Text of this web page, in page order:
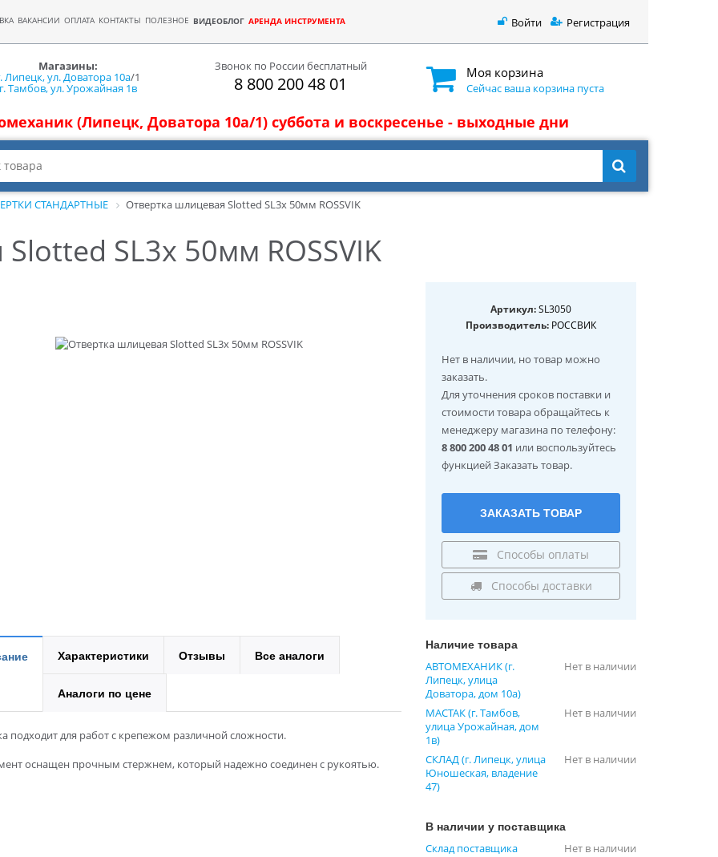
ВАКАНСИИ ОПЛАТА КОНТАКТЫ ПОЛЕЗНОЕ ВИДЕОБЛОГ АРЕНДА ИНСТРУМЕНТА Войти Регистрация
Магазины:
Липецк, ул. Доватора 10а/1
г. Тамбов, ул. Урожайная 1в
Звонок по России бесплатный
8 800 200 48 01
Моя корзина
Сейчас ваша корзина пуста
(Липецк, Доватора 10а/1) суббота и воскресенье - выходные дни
СТАНДАРТНЫЕ Отвертка шлицевая Slotted SL3х 50мм ROSSVIK
SL3х 50мм ROSSVIK
Артикул:SL3050
Производитель: РОССВИК
Нет в наличии, но товар можно
заказать.
Для уточнения сроков поставки и
стоимости товара обращайтесь к
менеджеру магазина по телефону:
8 800 200 48 01 или воспользуйтесь
функцией Заказать товар.
ЗАКАЗАТЬ ТОВАР
Способы оплаты
Способы доставки
Характеристики Отзывы Все аналоги
Аналоги по цене
подходит для работ с крепежом различной сложности.
оснащен прочным стержнем, который надежно соединен с рукоятью.
Наличие товара
АВТОМЕХАНИК (г.
Липецк, улица
Доватора, дом 10а)
Нет в наличии
МАСТАК (г. Тамбов,
улица Урожайная, дом
1в)
Нет в наличии
СКЛАД (г. Липецк, улица
Юношеская, владение
47)
Нет в наличии
В наличии у поставщика
Склад поставщика Нет в наличии